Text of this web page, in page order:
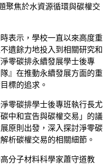
聚焦於水資源循環與碳權交
表示，學校一直以來高度重
遺餘力地投入到相關研究和
零碳排永續發展學士後專
』在推動永續發展方面的重
標的追求。
零碳排學士後專班執行長尤
中和宣告與碳權交易」的議
原則出發，深入探討淨零碳
析碳權交易的相關細節。
分子材料科學家蕭守道教